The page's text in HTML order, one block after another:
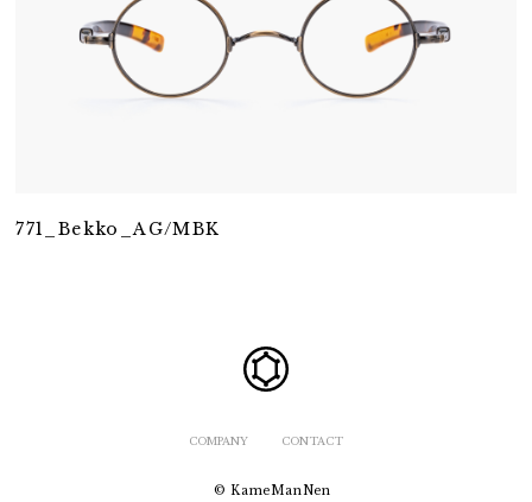
771_Bekko_AG/MBK
COMPANY CONTACT
© KameManNen